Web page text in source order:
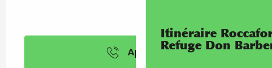
Itinéraire
Refuge Don
Appeler